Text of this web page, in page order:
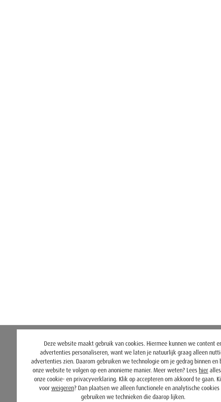
Deze website maakt gebruik van cookies. Hiermee kunnen we content
advertenties personaliseren, want we laten je natuurlijk graag alleen
advertenties zien. Daarom gebruiken we technologie om je gedrag binnen en
onze website te volgen op een anonieme manier. Meer weten? Lees hier
onze cookie- en privacyverklaring. Klik op accepteren om akkoord te gaan.
voor weigeren? Dan plaatsen we alleen functionele en analytische cookies
gebruiken we technieken die daarop lijken.